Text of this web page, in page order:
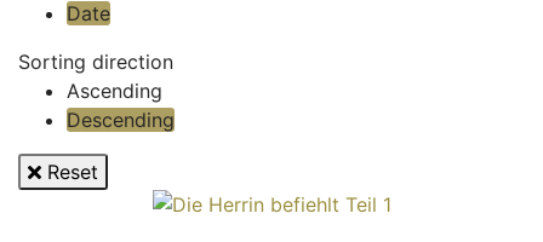
Date
Sorting direction
Ascending
Descending
Reset